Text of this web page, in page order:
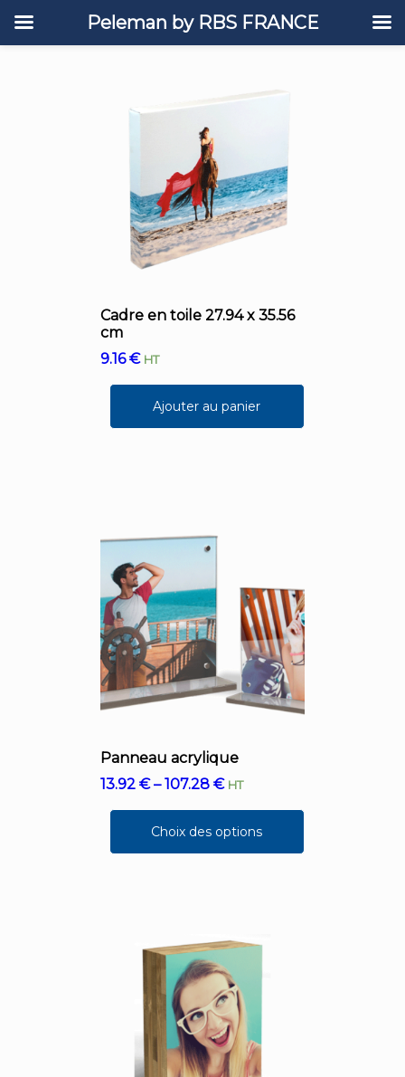
Cadre en toile 27.94 x 35.56
cm
9.16€ HT
Ajouter au panier
Panneau acrylique
13.92€–107.28€ HT
Choix des options
Peleman by RBS FRANCE